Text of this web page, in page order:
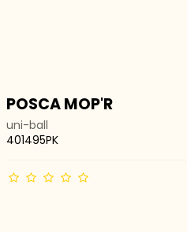
POSCA MOP'R
uni-ball
401495PK